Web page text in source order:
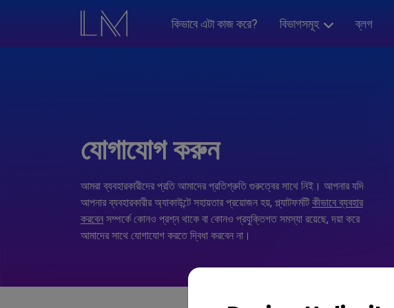
কিভাবে এটা কাজ করে? বিভাগসমূহ ব্লগ
যোগাযোগ করুন
আমরা ব্যবহারকারীদের প্রতি আমাদের প্রতিশ্রুতি গুরুত্বের সাথে নিই। আপনার যদি
আপনার ব্যবহারকারীর অ্যাকাউন্টে সহায়তার প্রয়োজন হয়, প্ল্যাটফর্মটি কীভাবে ব্যবহার
করবেন সম্পর্কে কোনও প্রশ্ন থাকে বা কোনও প্রযুক্তিগত সমস্যা রয়েছে, দয়া করে
আমাদের সাথে যোগাযোগ করতে দ্বিধা করবেন না।